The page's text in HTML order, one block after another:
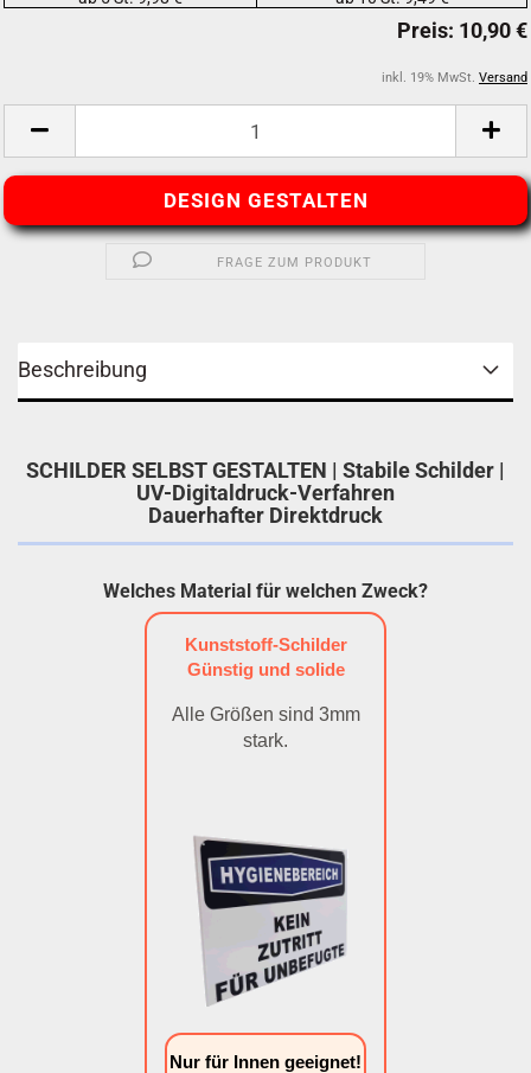
inkl. 19% MwSt. Versand
DESIGN GESTALTEN
FRAGE ZUM PRODUKT
Beschreibung
SCHILDER SELBST GESTALTEN | Stabile Schilder |
UV-Digitaldruck-Verfahren
Dauerhafter Direktdruck
Welches Material für welchen Zweck?
Kunststoff-Schilder
Günstig und solide
Alle Größen sind 3mm
stark.
Nur für Innen geeignet!